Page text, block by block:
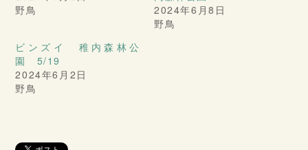
野鳥
2024年6月8日
野鳥
ビンズイ 稚内森林公
園 5/19
2024年6月2日
野鳥